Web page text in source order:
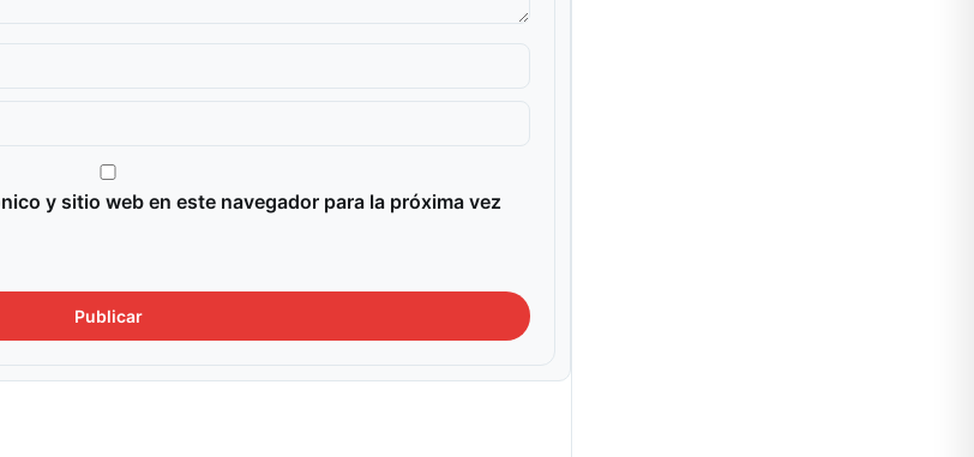
y sitio web en este navegador para la próxima vez